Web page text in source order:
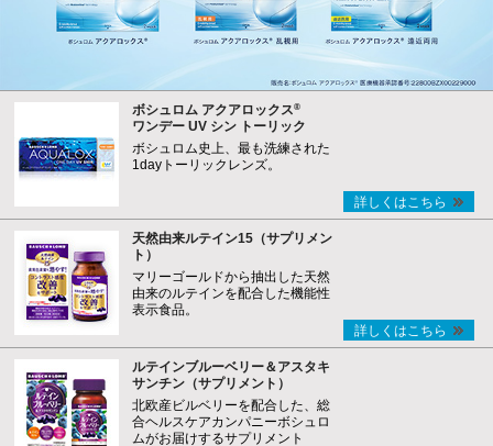
ボシュロム アクアロックス®
ワンデー UV シン トーリック
ボシュロム史上、最も洗練された
1dayトーリックレンズ。
詳しくはこちら
天然由来ルテイン15（サプリメン
ト）
マリーゴールドから抽出した天然
由来のルテインを配合した機能性
表示食品。
詳しくはこちら
ルテインブルーベリー＆アスタキ
サンチン（サプリメント）
北欧産ビルベリーを配合した、総
合ヘルスケアカンパニーボシュロ
ムがお届けするサプリメント